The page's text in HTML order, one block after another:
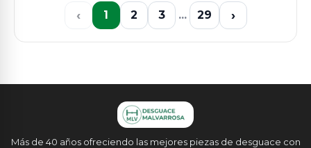
‹ 1 2 3 ... 29 ›
Más de 40 años ofreciendo las mejores piezas de desguace con